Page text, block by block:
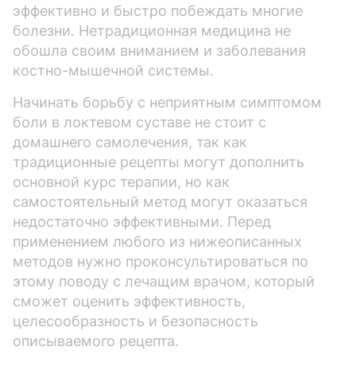
эффективно и быстро побеждать многие
болезни. Нетрадиционная медицина не
обошла своим вниманием и заболевания
костно-мышечной системы.
Начинать борьбу с неприятным симптомом
боли в локтевом суставе не стоит с
домашнего самолечения, так как
традиционные рецепты могут дополнить
основной курс терапии, но как
самостоятельный метод могут оказаться
недостаточно эффективными. Перед
применением любого из нижеописанных
методов нужно проконсультироваться по
этому поводу с лечащим врачом, который
сможет оценить эффективность,
целесообразность и безопасность
описываемого рецепта.